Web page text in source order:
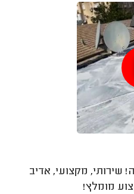
שירותי, מקצועי, אדיב
מומלץ!